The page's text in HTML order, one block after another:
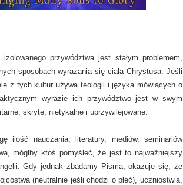
izolowanego przywództwa jest stałym problemem,
sposobach wyrażania się ciała Chrystusa. Jeśli
z tych kultur używa teologii i języka mówiących o
wyrazie ich przywództwo jest w swym
skryte, nietykalne i uprzywilejowane.
ilość nauczania, literatury, mediów, seminariów
mógłby ktoś pomyśleć, że jest to najważniejszy
Gdy jednak zbadamy Pisma, okazuje się, że
(neutralnie jeśli chodzi o płeć), uczniostwia,